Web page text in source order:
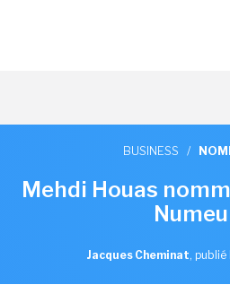
BUSINESS /
Mehdi Houas
Jacques Cheminat, publié